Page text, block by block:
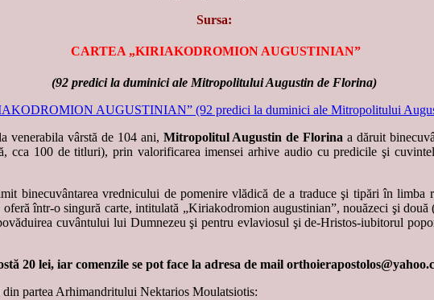
Sursa:
CARTEA „KIRIAKODROMION AUGUSTINIAN”
(92 predici la duminici ale Mitropolitului Augustin de Florina)
venerabila vârstă de 104 ani, Mitropolitul Augustin de Florina a dăruit
cca 100 de titluri), prin valorificarea imensei arhive audio cu predicile şi
binecuvântarea vrednicului de pomenire vlădică de a traduce şi tipări în limba
într-o singură carte, intitulată „Kiriakodromion augustinian”, nouăzeci şi
cuvântului lui Dumnezeu şi pentru evlaviosul şi de-Hristos-iubitorul
20 lei, iar comenzile se pot face la adresa de mail
partea Arhimandritului Nektarios Moulatsiotis: